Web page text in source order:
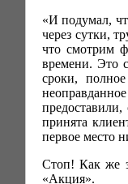
«И подумал,
через сутки,
что смотрим
времени. Это
сроки,
принята
первое место
Стоп! Как же
«Акция».